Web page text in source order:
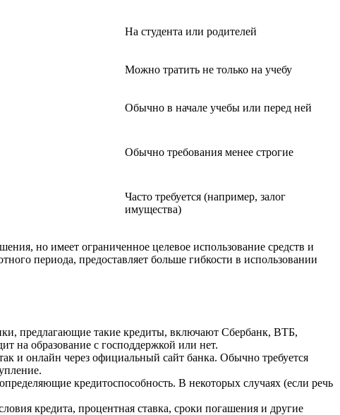
На студента или родителей
Можно тратить не только на учебу
Обычно в начале учебы или перед ней
Обычно требования менее строгие
Часто требуется (например, залог
имущества)
но имеет ограниченное целевое использование средств и
периода, предоставляет больше гибкости в использовании
предлагающие такие кредиты, включают Сбербанк, ВТБ,
на образование с господдержкой или нет.
и онлайн через официальный сайт банка. Обычно требуется
кредитоспособность. В некоторых случаях (если речь
кредита, процентная ставка, сроки погашения и другие